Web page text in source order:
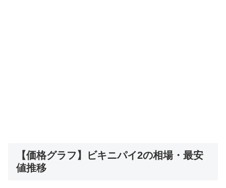
【価格グラフ】ビキニパイ2の相場・最安
値推移